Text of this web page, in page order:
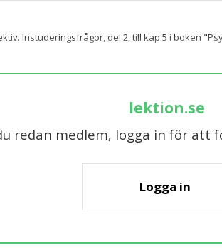
Instuderingsfrågor, del 2, till kap 5 i boken
lektion.se
redan medlem, logga in för att
Logga in